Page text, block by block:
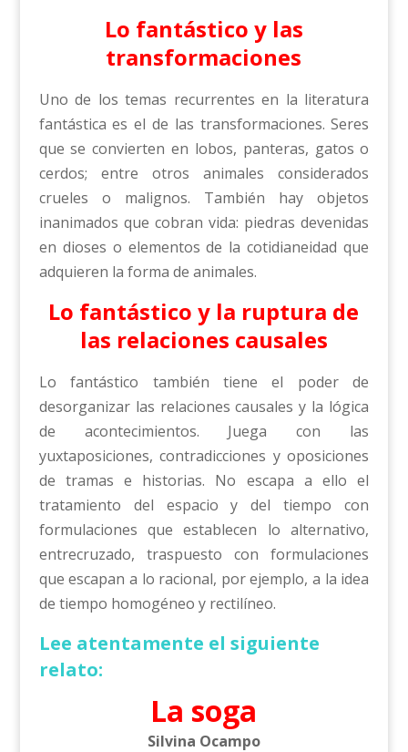
Lo fantástico y las
transformaciones
Uno de los temas recurrentes en la literatura
fantástica es el de las transformaciones. Seres
que se convierten en lobos, panteras, gatos o
cerdos; entre otros animales considerados
crueles o malignos. También hay objetos
inanimados que cobran vida: piedras devenidas
en dioses o elementos de la cotidianeidad que
adquieren la forma de animales.
Lo fantástico y la ruptura de
las relaciones causales
Lo fantástico también tiene el poder de
desorganizar las relaciones causales y la lógica
de acontecimientos. Juega con las
yuxtaposiciones, contradicciones y oposiciones
de tramas e historias. No escapa a ello el
tratamiento del espacio y del tiempo con
formulaciones que establecen lo alternativo,
entrecruzado, traspuesto con formulaciones
que escapan a lo racional, por ejemplo, a la idea
de tiempo homogéneo y rectilíneo.
Lee atentamente el siguiente
relato:
La soga
Silvina Ocampo